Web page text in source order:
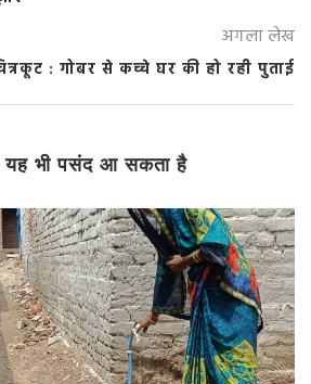
अगला लेख
: गोबर से कच्चे घर की हो रही पुताई
भी पसंद आ सकता है